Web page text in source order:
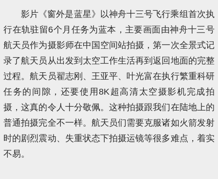
影片《窗外是蓝星》以神舟十三号飞行乘组首次执
行在轨驻留6个月任务为蓝本，主要画面由神舟十三号
航天员作为摄影师在中国空间站拍摄，第一次全景式记
录了航天员从出发到太空工作生活再到返回地面的完整
过程。航天员翟志刚、王亚平、叶光富在执行繁重科研
任务的间隙，还要使用8K超高清太空摄影机完成拍
摄，这真的令人十分敬佩。这种拍摄跟我们在陆地上的
普通拍摄完全不一样。航天员们需要克服诸如火箭发射
时的剧烈震动、失重状态下拍摄运镜等很多难点，着实
不易。